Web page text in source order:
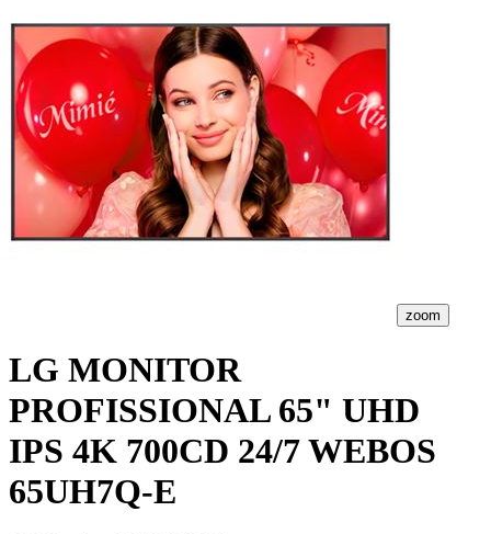
zoom
LG MONITOR
PROFISSIONAL 65" UHD
IPS 4K 700CD 24/7 WEBOS
65UH7Q-E